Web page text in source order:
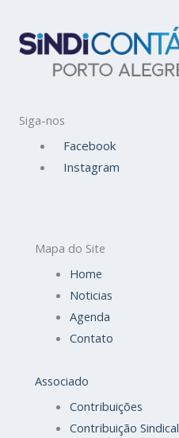
Siga-nos
Facebook
Instagram
Mapa do Site
Home
Noticias
Agenda
Contato
Associado
Contribuições
Contribuição Sindical